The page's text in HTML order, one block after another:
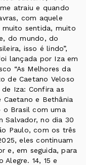
atraiu e quando
com aquele
sentida, muito
do mundo, do
isso é lindo”,
lançada por Iza em
“As Melhores da
de Caetano Veloso
de Iza: Confira as
e Bethânia
o Brasil com uma
Salvador, no dia 30
Paulo, com os três
eles continuam
e, em seguida, para
14, 15 e